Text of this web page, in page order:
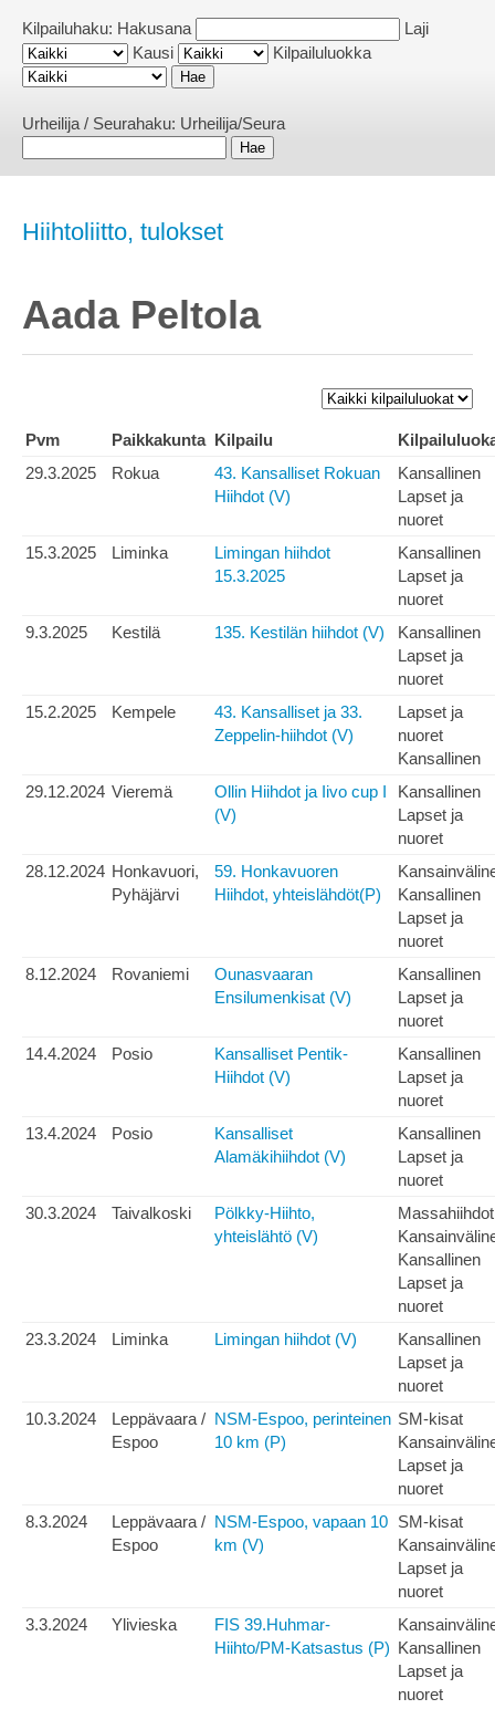
Kilpailuhaku: Hakusana
Laji
Kausi
Kilpailuluokka
Urheilija / Seurahaku: Urheilija/Seura
Hiihtoliitto, tulokset
Aada Peltola
Pvm Paikkakunta Kilpailu
29.3.2025
Rokua
43. Kansalliset Rokuan
Hiihdot (V)
Kansallinen
Lapset ja
nuoret
15.3.2025
Liminka
Limingan hiihdot
15.3.2025
Kansallinen
Lapset ja
nuoret
9.3.2025
Kestilä 135. Kestilän hiihdot (V)
Kansallinen
Lapset ja
nuoret
15.2.2025
Kempele
43. Kansalliset ja 33.
Zeppelin-hiihdot (V)
Lapset ja
nuoret
Kansallinen
29.12.2024 Vieremä
Ollin Hiihdot ja Iivo cup I
(V)
Kansallinen
Lapset ja
nuoret
28.12.2024 Honkavuori,
Pyhäjärvi
59. Honkavuoren
Hiihdot, yhteislähdöt(P)
Kansallinen
Lapset ja
nuoret
8.12.2024
Rovaniemi
Ounasvaaran
Ensilumenkisat (V)
Kansallinen
Lapset ja
nuoret
14.4.2024
Posio
Kansalliset Pentik-
Hiihdot (V)
Kansallinen
Lapset ja
nuoret
13.4.2024
Posio
Kansalliset
Alamäkihiihdot (V)
Kansallinen
Lapset ja
nuoret
30.3.2024
Taivalkoski
Pölkky-Hiihto,
yhteislähtö (V)
Massahiihdot
Kansallinen
Lapset ja
nuoret
23.3.2024
Liminka Limingan hiihdot (V)
Kansallinen
Lapset ja
nuoret
10.3.2024
Leppävaara /
Espoo
NSM-Espoo, perinteinen
10 km (P)
SM-kisat
Lapset ja
nuoret
8.3.2024
Leppävaara /
Espoo
NSM-Espoo, vapaan 10
km (V)
SM-kisat
Lapset ja
nuoret
3.3.2024
Ylivieska
FIS 39.Huhmar-
Hiihto/PM-Katsastus (P) Kansallinen
Lapset ja
nuoret